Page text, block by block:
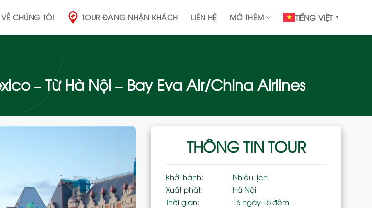
VỀ CHÚNG TÔI TOUR ĐANG NHẬN KHÁCH LIÊN HỆ MỞ THÊM TIẾNG VIỆT ▼
– Từ Hà Nội – Bay Eva Air/China Airlines
wishlist
THÔNG TIN TOUR
Khởi hành:
Nhiều lịch
Xuất phát:
Hà Nội
Thời gian:
16 ngày 15 đêm